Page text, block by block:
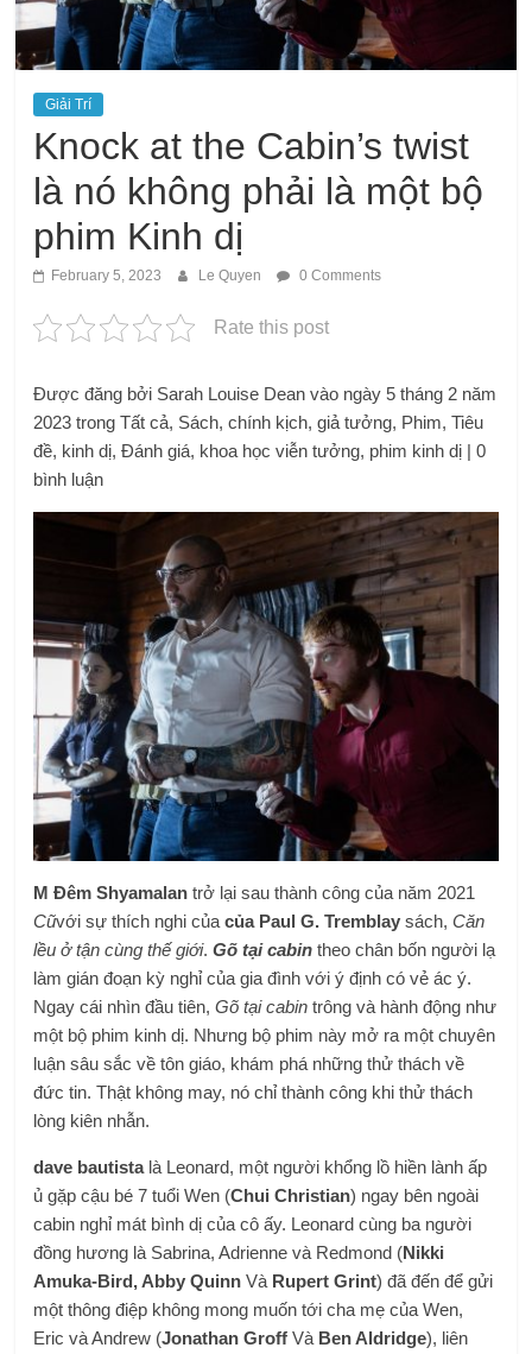
Giải Trí
Knock at the Cabin’s twist
là nó không phải là một bộ
phim Kinh dị
February 5, 2023 Le Quyen 0 Comments
Rate this post
Được đăng bởi Sarah Louise Dean vào ngày 5 tháng 2 năm
2023 trong Tất cả, Sách, chính kịch, giả tưởng, Phim, Tiêu
đề, kinh dị, Đánh giá, khoa học viễn tưởng, phim kinh dị | 0
bình luận
M Đêm Shyamalan trở lại sau thành công của năm 2021
Cũvới sự thích nghi củacủa Paul G. Tremblay sách,Căn
lều ở tận cùng thế giới.Gõ tại cabin theo chân bốn người lạ
làm gián đoạn kỳ nghỉ của gia đình với ý định có vẻ ác ý.
Ngay cái nhìn đầu tiên,Gõ tại cabin trông và hành động như
một bộ phim kinh dị. Nhưng bộ phim này mở ra một chuyên
luận sâu sắc về tôn giáo, khám phá những thử thách về
đức tin. Thật không may, nó chỉ thành công khi thử thách
lòng kiên nhẫn.
dave bautistalà Leonard, một người khổng lồ hiền lành ấp
ủ gặp cậu bé 7 tuổi Wen (Chui Christian) ngay bên ngoài
cabin nghỉ mát bình dị của cô ấy. Leonard cùng ba người
đồng hương là Sabrina, Adrienne và Redmond (Nikki
Amuka-Bird, Abby QuinnVà Rupert Grint) đã đến để gửi
một thông điệp không mong muốn tới cha mẹ của Wen,
Eric và Andrew (Jonathan GroffVà Ben Aldridge), liên